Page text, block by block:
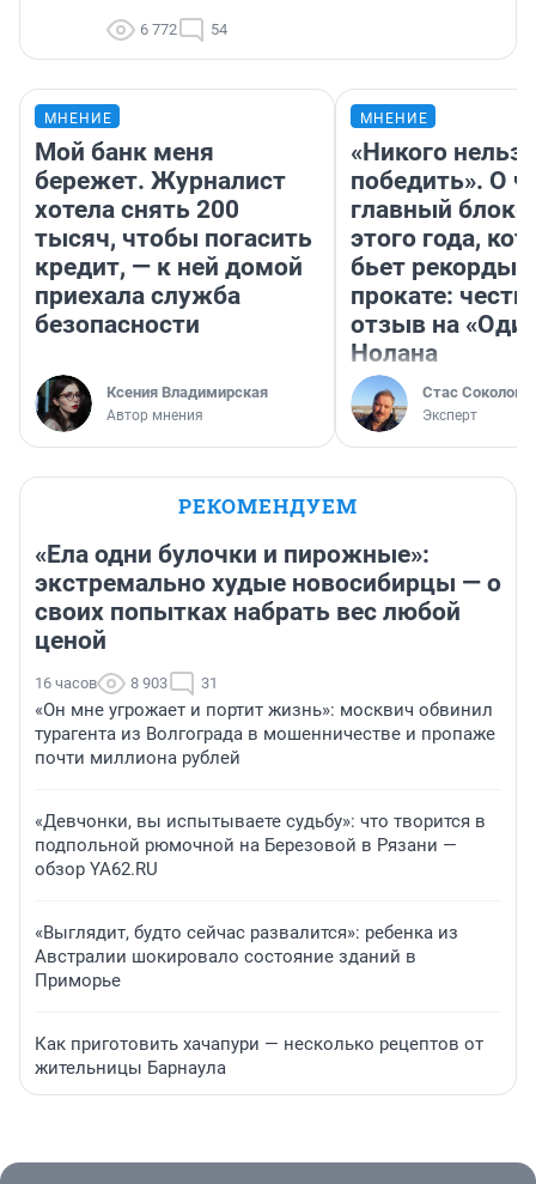
6 772 54
МНЕНИЕ
Мой банк меня
бережет. Журналист
хотела снять 200
тысяч, чтобы погасить
кредит, — к ней домой
приехала служба
безопасности
Ксения Владимирская
Автор мнения
МНЕНИЕ
«Никого нельзя
победить». О
главный
этого года,
бьет рекорды в
прокате:
отзыв на
Нолана
Стас Соколов
Эксперт
РЕКОМЕНДУЕМ
«Ела одни булочки и пирожные»:
экстремально худые новосибирцы — о
своих попытках набрать вес любой
ценой
16 часов 8 903 31
«Он мне угрожает и портит жизнь»: москвич обвинил
турагента из Волгограда в мошенничестве и пропаже
почти миллиона рублей
«Девчонки, вы испытываете судьбу»: что творится в
подпольной рюмочной на Березовой в Рязани —
обзор YA62.RU
«Выглядит, будто сейчас развалится»: ребенка из
Австралии шокировало состояние зданий в
Приморье
Как приготовить хачапури — несколько рецептов от
жительницы Барнаула